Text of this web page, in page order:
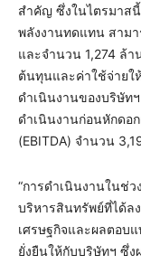
สำคัญ ซึ่งในไตรมาส
พลังงานทดแทน สาม
และจำนวน 1,274 ล้
ต้นทุนและค่าใช้จ่ายใ
ดำเนินงานของบริษัท
ดำเนินงานก่อนหักดอ
(EBITDA) จำนวน
“การดำเนินงานในช่
บริหารสินทรัพย์ที่ได้ล
เศรษฐกิจและผลตอบ
ยั่งยืนให้กับบริษัทฯ ซึ่ง